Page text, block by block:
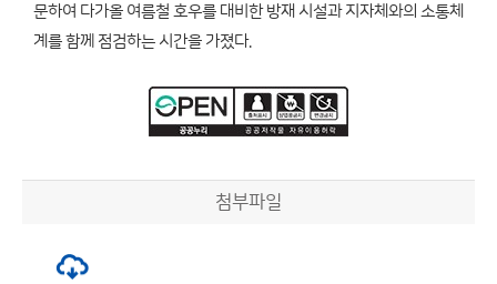
문하여 다가올 여름철 호우를 대비한 방재 시설과 지자체와의 소통체
계를 함께 점검하는 시간을 가졌다.
첨부파일